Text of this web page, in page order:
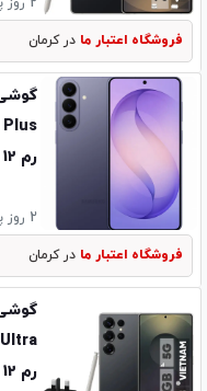
فروشگاه اعتبار ما در کرمان
رم 12 گیگابایت
2 روز پیش
فروشگاه اعتبار ما در کرمان